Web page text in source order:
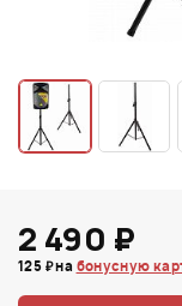
2 490 ₽
125 ₽ на бонусную